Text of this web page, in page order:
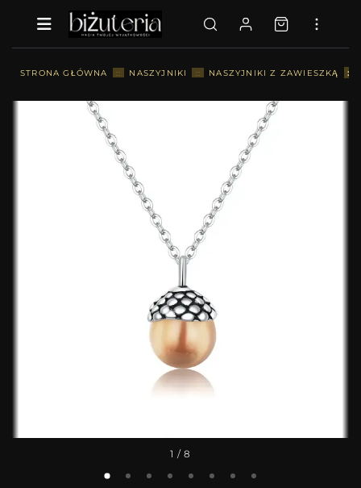
STRONA GŁÓWNA :: NASZYJNIKI :: NASZYJNIKI Z ZAWIESZKĄ ::
1 / 8